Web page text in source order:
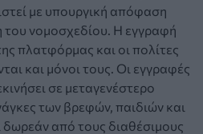
με υπουργική απόφαση
νομοσχεδίου. Η εγγραφή
πλατφόρμας και οι πολίτες
και μόνοι τους. Οι εγγραφές
σε μεταγενέστερο
των βρεφών, παιδιών και
από τους διαθέσιμους